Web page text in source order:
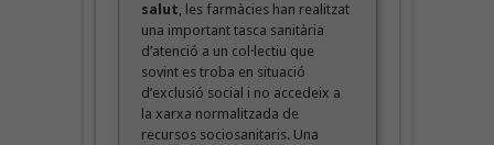
salut, les farmàcies han realitzat
una important tasca sanitària
d’atenció a un col·lectiu que
sovint es troba en situació
d’exclusió social i no accedeix a
la xarxa normalitzada de
recursos sociosanitaris. Una